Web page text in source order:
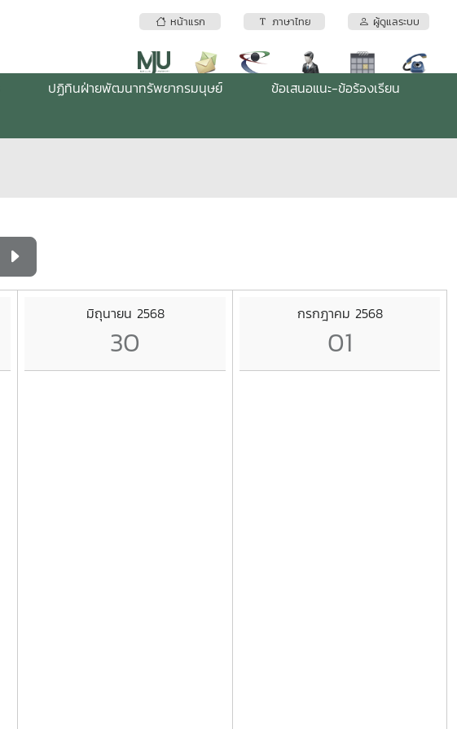
หน้าแรก ภาษาไทย ผู้ดูแลระบบ
ปฏิทินฝ่ายพัฒนาทรัพยากรมนุษย์
ข้อเสนอแนะ-ข้อร้องเรียน
มิถุนายน 2568
30
กรกฎาคม 2568
01